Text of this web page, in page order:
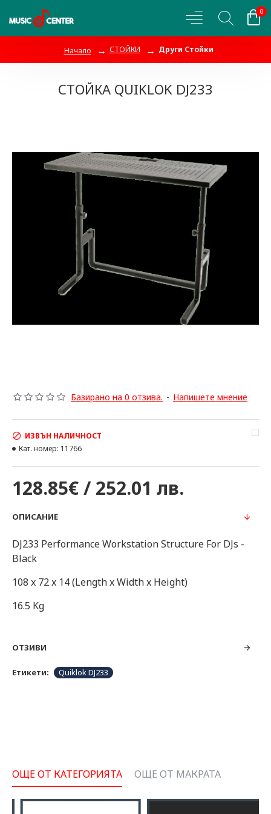
0
Начало СТОЙКИ Други Стойки
СТОЙКА QUIKLOK DJ233
Базирано на 0 отзива. - Напишете мнение
128.85€ / 252.01 лв.
ИЗВЪН НАЛИЧНОСТ
Кат. номер: 11766
ОПИСАНИЕ
DJ233 Performance Workstation Structure For DJs -
Black
108 x 72 x 14 (Length x Width x Height)
16.5 Kg
ОТЗИВИ
Етикети: Quiklok DJ233
ОЩЕ ОТ КАТЕГОРИЯТА ОЩЕ ОТ МАКРАТА